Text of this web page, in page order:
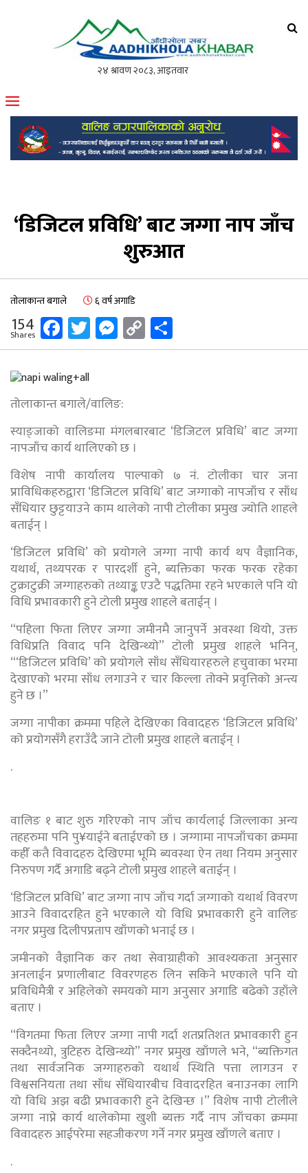
मोफसलकै लोकप्रिय अनलाइन पत्रिका
‘डिजिटल प्रविधि’ बाट जग्गा नाप जाँच
शुरुआत
तोलाकान्त बगाले ६ वर्ष अगाडि
154
Shares Facebook
Twitter
Messenger
Copy
Link
तोलाकान्त बगाले/वालिङ:
स्याङ्जाको वालिङमा मंगलबारबाट ‘डिजिटल प्रविधि’ बाट जग्गा
नापजाँच कार्य थालिएको छ ।
विशेष नापी कार्यालय पाल्पाको ७ नं. टोलीका चार जना
प्राविधिकहरुद्वारा ‘डिजिटल प्रविधि’ बाट जग्गाको नापजाँच र साँध
सँधियार छुट्टयाउने काम थालेको नापी टोलीका प्रमुख ज्योति शाहले
बताईन् ।
‘डिजिटल प्रविधि’ को प्रयोगले जग्गा नापी कार्य थप वैज्ञानिक,
यथार्थ, तथ्यपरक र पारदर्शी हुने, ब्यक्तिका फरक फरक रहेका
टुक्राटुक्री जग्गाहरुको तथ्याङ्क एउटै पद्धतिमा रहने भएकाले पनि यो
विधि प्रभावकारी हुने टोली प्रमुख शाहले बताईन् ।
“पहिला फिता लिएर जग्गा जमीनमै जानुपर्ने अवस्था थियो, उक्त
विधिप्रति विवाद पनि देखिन्थ्यो” टोली प्रमुख शाहले भनिन्,
“‘डिजिटल प्रविधि’ को प्रयोगले साँध सँधियारहरुले हचुवाका भरमा
देखाएको भरमा साँध लगाउने र चार किल्ला तोक्ने प्रवृत्तिको अन्त्य
हुने छ ।”
जग्गा नापीका क्रममा पहिले देखिएका विवादहरु ‘डिजिटल प्रविधि’
को प्रयोगसँगै हराउँदै जाने टोली प्रमुख शाहले बताईन् ।
.
वालिङ १ बाट शुरु गरिएको नाप जाँच कार्यलाई जिल्लाका अन्य
तहहरुमा पनि पु¥याईने बताईएको छ । जग्गामा नापजाँचका क्रममा
कहीँ कतै विवादहरु देखिएमा भूमि ब्यवस्था ऐन तथा नियम अनुसार
निरुपण गर्दै अगाडि बढ्ने टोली प्रमुख शाहले बताईन् ।
‘डिजिटल प्रविधि’ बाट जग्गा नाप जाँच गर्दा जग्गाको यथार्थ विवरण
आउने विवादरहित हुने भएकाले यो विधि प्रभावकारी हुने वालिङ
नगर प्रमुख दिलीपप्रताप खाँणको भनाई छ ।
जमीनको वैज्ञानिक कर तथा सेवाग्राहीको आवश्यकता अनुसार
अनलाईन प्रणालीबाट विवरणहरु लिन सकिने भएकाले पनि यो
प्रविधिमैत्री र अहिलेको समयको माग अनुसार अगाडि बढेको उहाँले
बताए ।
“विगतमा फिता लिएर जग्गा नापी गर्दा शतप्रतिशत प्रभावकारी हुन
सक्दैनथ्यो, त्रुटिहरु देखिन्थ्यो” नगर प्रमुख खाँणले भने, “ब्यक्तिगत
तथा सार्वजनिक जग्गाहरुको यथार्थ स्थिति पत्ता लागउन र
विश्वसनियता तथा साँध सँधियारबीच विवादरहित बनाउनका लागि
यो विधि अझ बढी प्रभावकारी हुने देखिन्छ ।” विशेष नापी टोलीले
जग्गा नाप्ने कार्य थालेकोमा खुशी ब्यक्त गर्दै नाप जाँचका क्रममा
विवादहरु आईपरेमा सहजीकरण गर्ने नगर प्रमुख खाँणले बताए ।
.